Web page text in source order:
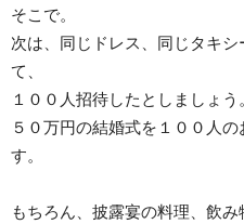
そこで。
次は、同じドレス、同じタキ
て、
１００人招待したとしましょう
５０万円の結婚式を１００人
す。
もちろん、披露宴の料理、飲